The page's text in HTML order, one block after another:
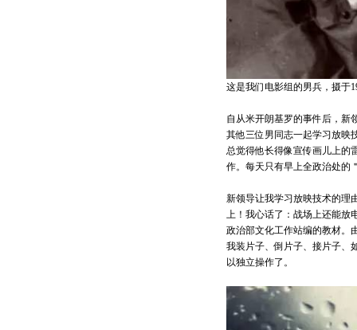
这是我们电影组的男兵，摄于
自从米开朗基罗的事件后，新
其他三位男同志一起学习放映
总觉得他长得像宣传画儿上的
作。每天只有早上全政治处的
新领导让我学习放映技术的理
上！我心话了：战场上还能放
政治部文化工作站编的教材。
我装片子、倒片子、接片子
以独立操作了。